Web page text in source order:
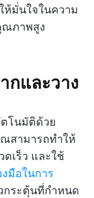
ห้มั่นใจในความ
ณภาพสูง
กและวาง
โนมัติด้วย
สามารถทำให้
เร็ว และใช้
งมือในการ
กระตุ้นที่กำหนด